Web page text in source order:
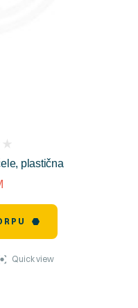
plastična
Quick view